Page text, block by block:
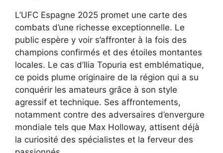
L’UFC Espagne 2025 promet une carte des
combats d’une richesse exceptionnelle. Le
public espère y voir s’affronter à la fois des
champions confirmés et des étoiles montantes
locales. Le cas d’Ilia Topuria est emblématique,
ce poids plume originaire de la région qui a su
conquérir les amateurs grâce à son style
agressif et technique. Ses affrontements,
notamment contre des adversaires d’envergure
mondiale tels que Max Holloway, attisent déjà
la curiosité des spécialistes et la ferveur des